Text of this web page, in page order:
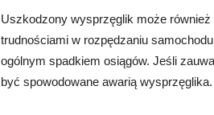
Uszkodzony wysprzęglik może
trudnościami w rozpędzaniu
ogólnym spadkiem osiągów. Jeśli
być spowodowane awarią wysprzęglika.